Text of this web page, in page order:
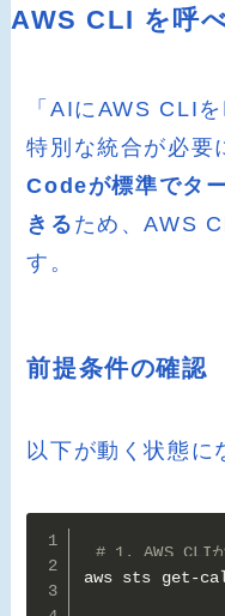
AWS CLI を呼
「AIにAWS CLI
特別な統合が必要
Codeが標準でタ
きる ため、AWS
す。
前提条件の確認
以下が動く状態に
# 1. AWS CLIが
aws sts get-